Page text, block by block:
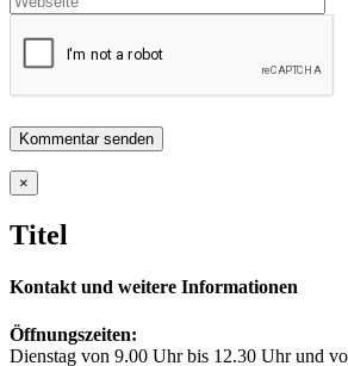
Close
product
view
×
Titel
Kontakt und weitere Informationen
Öffnungszeiten:
Dienstag von 9.00 Uhr bis 12.30 Uhr und